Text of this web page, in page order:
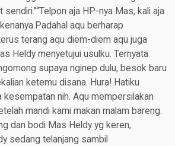
aja HP-nya Mas, kali aja
aqu berharap
terang aqu diem-diem aqu juga
Heldy menyetujui usulku. Ternyata
supaya nginep dulu, besok baru
ketemu disana. Hura! Hatiku
kesempatan nih. Aqu mempersilakan
mandi kami makan malam bareng.
dan bodi Mas Heldy yg keren,
sedang telanjang sambil